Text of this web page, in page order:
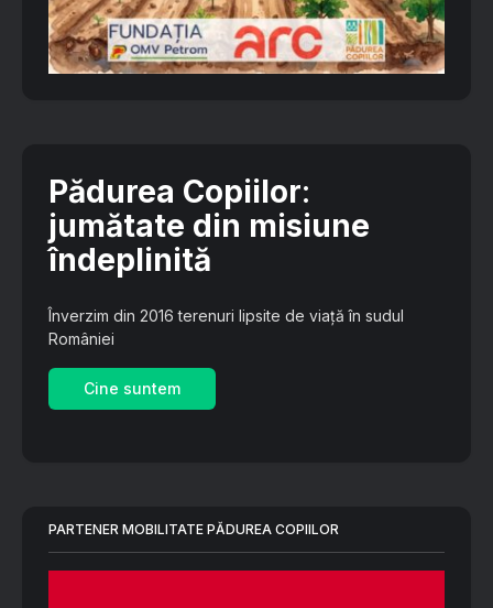
Pădurea Copiilor:
jumătate din misiune
îndeplinită
Înverzim din 2016 terenuri lipsite de viață în sudul
României
Cine suntem
PARTENER MOBILITATE PĂDUREA COPIILOR